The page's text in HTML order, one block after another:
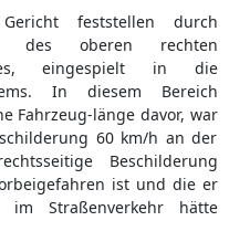
feststellen durch
des oberen rechten
eingespielt in die
In diesem Bereich
Fahrzeug-länge davor, war
60 km/h an der
Beschilderung
ist und die er
im Straßenverkehr hätte